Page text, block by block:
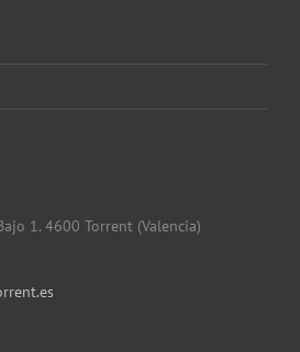
1. 4600 Torrent (Valencia)